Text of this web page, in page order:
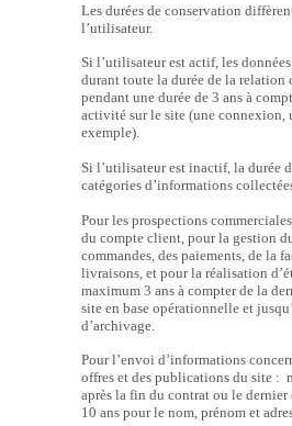
Les durées de conservation
l’utilisateur.
Si l’utilisateur est actif, les
durant toute la durée de la relation
pendant une durée de 3 ans à
activité sur le site (une connexion,
exemple).
Si l’utilisateur est inactif, la durée
catégories d’informations
Pour les prospections
du compte client, pour la gestion
commandes, des paiements, de la
livraisons, et pour la réalisation
maximum 3 ans à compter de la
site en base opérationnelle et
d’archivage.
Pour l’envoi d’informations
offres et des publications du site :
après la fin du contrat ou le dernier
10 ans pour le nom, prénom et